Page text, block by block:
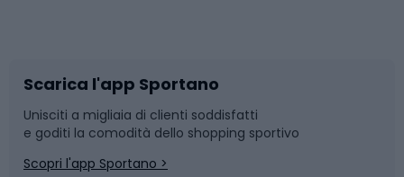
Bushcraft
Corsa
Slitte e slittini
Snowboard
Scarica l'app Sportano
Unisciti a migliaia di clienti soddisfatti
e goditi la comodità dello shopping sportivo
Scopri l'app Sportano >